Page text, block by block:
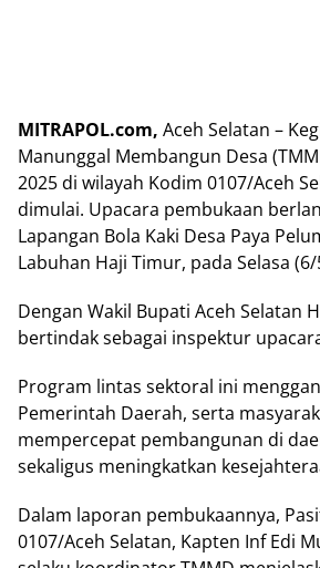
MITRAPOL.com, Aceh Selatan –
Manunggal Membangun Desa
2025 di wilayah Kodim 0107/Aceh
dimulai. Upacara pembukaan
Lapangan Bola Kaki Desa Paya
Labuhan Haji Timur, pada Selasa
Dengan Wakil Bupati Aceh Selatan
bertindak sebagai inspektur
Program lintas sektoral ini
Pemerintah Daerah, serta
mempercepat pembangunan di
sekaligus meningkatkan
Dalam laporan pembukaannya,
0107/Aceh Selatan, Kapten Inf Edi